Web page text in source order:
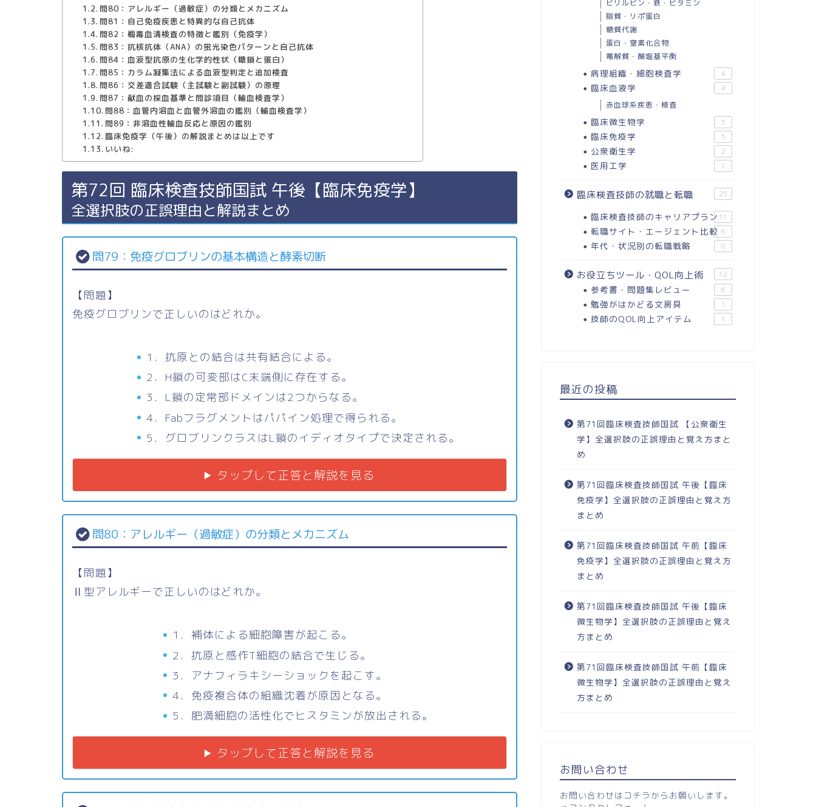
問80：アレルギー（過敏症）の分類とメカニズム
問81：自己免疫疾患と特異的な自己抗体
問82：梅毒血清検査の特徴と鑑別（免疫学）
問83：抗核抗体（ANA）の蛍光染色パターンと自己抗体
問84：血液型抗原の生化学的性状（糖鎖と蛋白）
問85：カラム凝集法による血液型判定と追加検査
問86：交差適合試験（主試験と副試験）の原理
問87：献血の採血基準と問診項目（輸血検査学）
問88：血管内溶血と血管外溶血の鑑別（輸血検査学）
問89：非溶血性輸血反応と原因の鑑別
臨床免疫学（午後）の解説まとめは以上です
いいね:
第72回 臨床検査技師国試 午後【臨床免疫学】
全選択肢の正誤理由と解説まとめ
問79：免疫グロブリンの基本構造と酵素切断
【問題】
免疫グロブリンで正しいのはどれか。
1．抗原との結合は共有結合による。
2．H鎖の可変部はC末端側に存在する。
3．L鎖の定常部ドメインは2つからなる。
4．Fabフラグメントはパパイン処理で得られる。
5．グロブリンクラスはL鎖のイディオタイプで決定される。
タップして正答と解説を見る
問80：アレルギー（過敏症）の分類とメカニズム
【問題】
Ⅱ型アレルギーで正しいのはどれか。
1．補体による細胞障害が起こる。
2．抗原と感作T細胞の結合で生じる。
3．アナフィラキシーショックを起こす。
4．免疫複合体の組織沈着が原因となる。
5．肥満細胞の活性化でヒスタミンが放出される。
タップして正答と解説を見る
ビリルビン・鉄・ビタミン
脂質・リポ蛋白
糖質代謝
蛋白・窒素化合物
電解質・酸塩基平衡
病理組織・細胞検査学 4
臨床血液学 4
赤血球系疾患・検査
臨床微生物学 5
臨床免疫学 5
公衆衛生学 2
医用工学 1
臨床検査技師の就職と転職 25
臨床検査技師のキャリアプラン 11
転職サイト・エージェント比較 6
年代・状況別の転職戦略 8
お役立ちツール・QOL向上術 12
参考書・問題集レビュー 6
勉強がはかどる文房具 1
技師のQOL向上アイテム 1
最近の投稿
第71回臨床検査技師国試 【公衆衛生
学】全選択肢の正誤理由と覚え方まと
め
第71回臨床検査技師国試 午後【臨床
免疫学】全選択肢の正誤理由と覚え方
まとめ
第71回臨床検査技師国試 午前【臨床
免疫学】全選択肢の正誤理由と覚え方
まとめ
第71回臨床検査技師国試 午後【臨床
微生物学】全選択肢の正誤理由と覚え
方まとめ
第71回臨床検査技師国試 午前【臨床
微生物学】全選択肢の正誤理由と覚え
方まとめ
お問い合わせ
お問い合わせはコチラからお願いします。